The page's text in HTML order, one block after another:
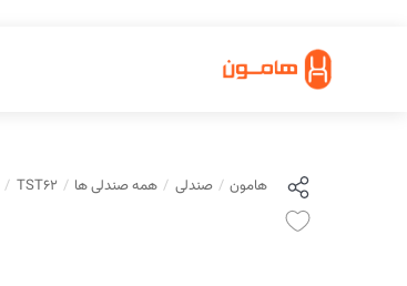
هامون صندلی همه صندلی ها TST62